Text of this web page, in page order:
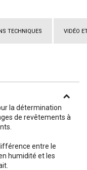
TECHNIQUES VIDÉO
la détermination
de revêtements à
entre le
humidité et les